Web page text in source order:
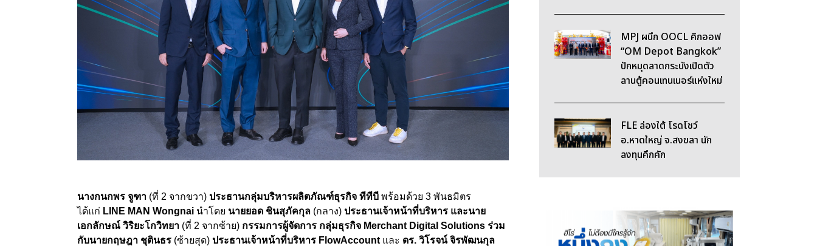
นางกนกพร จูฑา (ที่ 2 จากขวา) ประธานกลุ่มบริหารผลิตภัณฑ์ธุรกิจ ทีทีบี พร้อมด้วย 3 พันธมิตร
ได้แก่ LINE MAN Wongnai นำโดย นายยอด ชินสุภัคกุล (กลาง) ประธานเจ้าหน้าที่บริหาร และนาย
เอกลักษณ์ วิริยะโกวิทยา (ที่ 2 จากซ้าย) กรรมการผู้จัดการ กลุ่มธุรกิจ Merchant Digital Solutions ร่วม
กับนายกฤษฎา ชุตินธร (ซ้ายสุด) ประธานเจ้าหน้าที่บริหาร FlowAccount และ ดร. วิโรจน์ จิรพัฒนกุล
MPJ ผนึก OOCL คิกออฟ
“OM Depot Bangkok”
ปักหมุดลาดกระบังเปิดตัว
ลานตู้คอนเทนเนอร์แห่งใหม่
FLE ล่องใต้ โรดโชว์
อ.หาดใหญ่ จ.สงขลา นัก
ลงทุนคึกคัก